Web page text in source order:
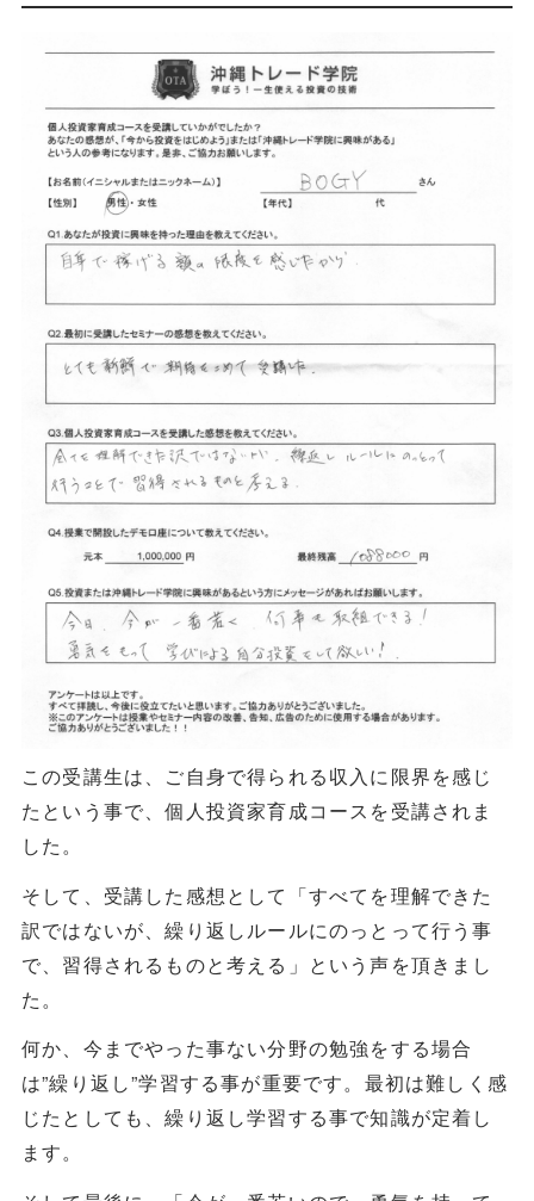
この受講生は、ご自身で得られる収入に限界を感じ
たという事で、個人投資家育成コースを受講されま
した。
そして、受講した感想として「すべてを理解できた
訳ではないが、繰り返しルールにのっとって行う事
で、習得されるものと考える」という声を頂きまし
た。
何か、今までやった事ない分野の勉強をする場合
は”繰り返し”学習する事が重要です。最初は難しく感
じたとしても、繰り返し学習する事で知識が定着し
ます。